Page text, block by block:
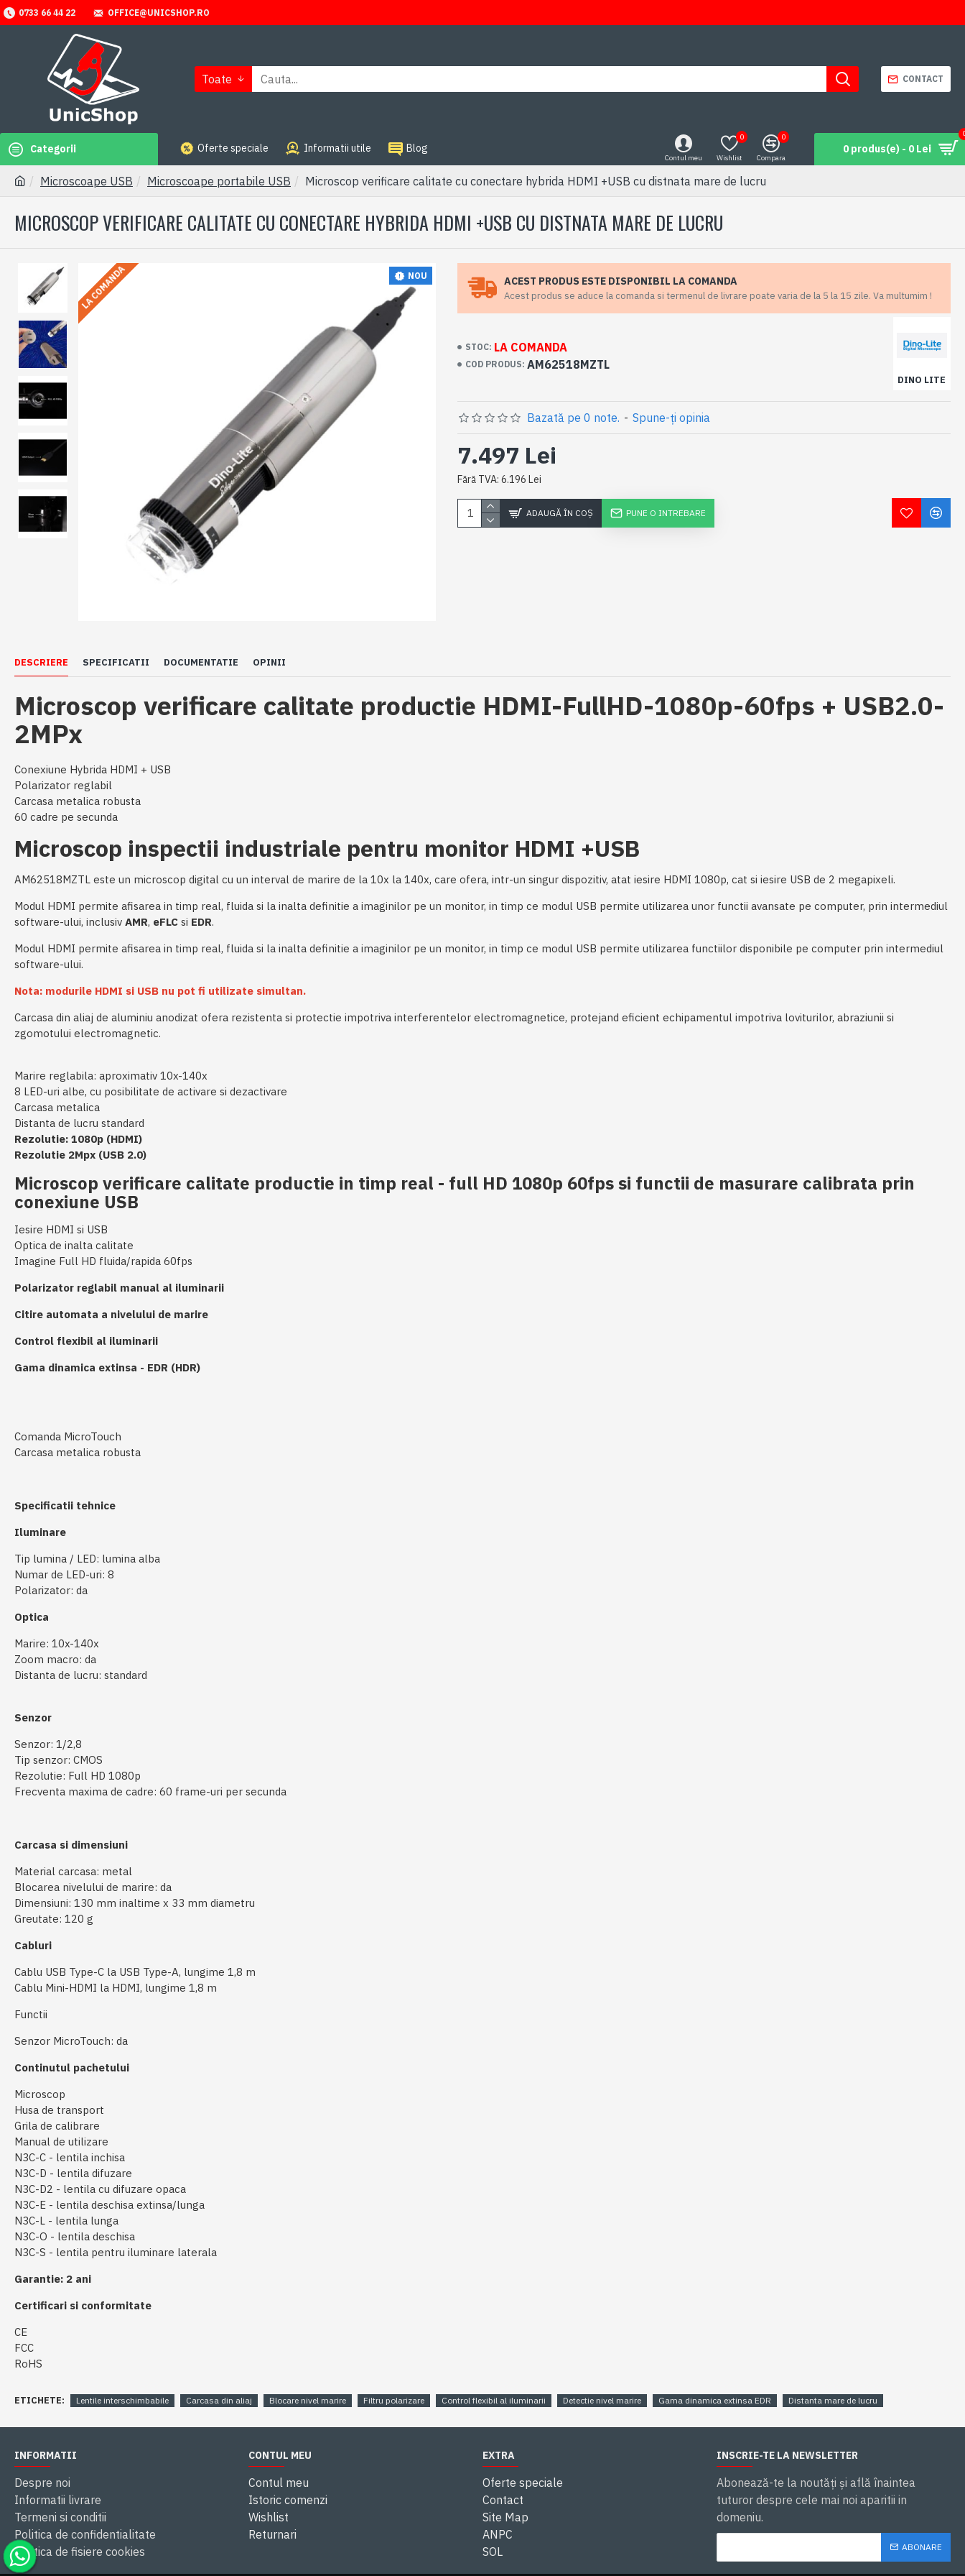
0733 66 44 22 OFFICE@UNICSHOP.RO
Toate CONTACT
Categorii Oferte speciale Informatii utile Blog
Contul meu Wishlist
0
Compara
0
0 produs(e) - 0 Lei
Microscoape USB Microscoape portabile USB Microscop verificare calitate cu conectare hybrida HDMI +USB cu distnata mare de lucru
MICROSCOP VERIFICARE CALITATE CU CONECTARE HYBRIDA HDMI +USB CU DISTNATA MARE DE LUCRU
NOU
LA COMANDA ACEST PRODUS ESTE DISPONIBIL LA COMANDA
Acest produs se aduce la comanda si termenul de livrare poate varia de la 5 la 15 zile. Va multumim !
STOC: LA COMANDA
COD PRODUS: AM62518MZTL
DINO LITE
Bazată pe 0 note. - Spune-ţi opinia
7.497 Lei
Fără TVA: 6.196 Lei
ADAUGĂ ÎN COŞ PUNE O INTREBARE
DESCRIERE SPECIFICATII DOCUMENTATIE OPINII
Microscop verificare calitate productie HDMI-FullHD-1080p-60fps + USB2.0-
2MPx
Conexiune Hybrida HDMI + USB
Polarizator reglabil
Carcasa metalica robusta
60 cadre pe secunda
Microscop inspectii industriale pentru monitor HDMI +USB
AM62518MZTL este un microscop digital cu un interval de marire de la 10x la 140x, care ofera, intr-un singur dispozitiv, atat iesire HDMI 1080p, cat si iesire USB de 2 megapixeli.
Modul HDMI permite afisarea in timp real, fluida si la inalta definitie a imaginilor pe un monitor, in timp ce modul USB permite utilizarea unor functii avansate pe computer, prin intermediul
software-ului, inclusiv AMR, eFLC si EDR.
Modul HDMI permite afisarea in timp real, fluida si la inalta definitie a imaginilor pe un monitor, in timp ce modul USB permite utilizarea functiilor disponibile pe computer prin intermediul
software-ului.
Nota: modurile HDMI si USB nu pot fi utilizate simultan.
Carcasa din aliaj de aluminiu anodizat ofera rezistenta si protectie impotriva interferentelor electromagnetice, protejand eficient echipamentul impotriva loviturilor, abraziunii si
zgomotului electromagnetic.
Marire reglabila: aproximativ 10x-140x
8 LED-uri albe, cu posibilitate de activare si dezactivare
Carcasa metalica
Distanta de lucru standard
Rezolutie: 1080p (HDMI)
Rezolutie 2Mpx (USB 2.0)
Microscop verificare calitate productie in timp real - full HD 1080p 60fps si functii de masurare calibrata prin
conexiune USB
Iesire HDMI si USB
Optica de inalta calitate
Imagine Full HD fluida/rapida 60fps
Polarizator reglabil manual al iluminarii
Citire automata a nivelului de marire
Control flexibil al iluminarii
Gama dinamica extinsa - EDR (HDR)
Comanda MicroTouch
Carcasa metalica robusta
Specificatii tehnice
Iluminare
Tip lumina / LED: lumina alba
Numar de LED-uri: 8
Polarizator: da
Optica
Marire: 10x-140x
Zoom macro: da
Distanta de lucru: standard
Senzor
Senzor: 1/2,8
Tip senzor: CMOS
Rezolutie: Full HD 1080p
Frecventa maxima de cadre: 60 frame-uri per secunda
Carcasa si dimensiuni
Material carcasa: metal
Blocarea nivelului de marire: da
Dimensiuni: 130 mm inaltime x 33 mm diametru
Greutate: 120 g
Cabluri
Cablu USB Type-C la USB Type-A, lungime 1,8 m
Cablu Mini-HDMI la HDMI, lungime 1,8 m
Functii
Senzor MicroTouch: da
Continutul pachetului
Microscop
Husa de transport
Grila de calibrare
Manual de utilizare
N3C-C - lentila inchisa
N3C-D - lentila difuzare
N3C-D2 - lentila cu difuzare opaca
N3C-E - lentila deschisa extinsa/lunga
N3C-L - lentila lunga
N3C-O - lentila deschisa
N3C-S - lentila pentru iluminare laterala
Garantie: 2 ani
Certificari si conformitate
CE
FCC
RoHS
ETICHETE: Lentile interschimbabile Carcasa din aliaj Blocare nivel marire Filtru polarizare Control flexibil al iluminarii Detectie nivel marire Gama dinamica extinsa EDR Distanta mare de lucru
INFORMATII
Despre noi
Informatii livrare
Termeni si conditii
Politica de confidentialitate
Politica de fisiere cookies
CONTUL MEU
Contul meu
Istoric comenzi
Wishlist
Returnari
EXTRA
Oferte speciale
Contact
Site Map
ANPC
SOL
INSCRIE-TE LA NEWSLETTER
Abonează-te la noutăţi și află înaintea
tuturor despre cele mai noi aparitii in
domeniu.
ABONARE